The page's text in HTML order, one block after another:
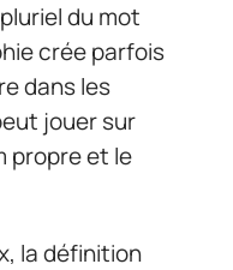
du mot
crée parfois
dans les
jouer sur
propre et le
la définition